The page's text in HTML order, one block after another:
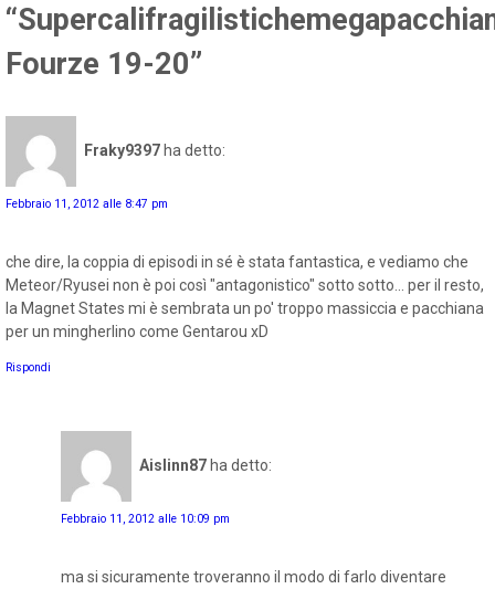
Fourze 19-20”
Fraky9397 ha detto:
Febbraio 11, 2012 alle 8:47 pm
che dire, la coppia di episodi in sé è stata fantastica, e vediamo che
Meteor/Ryusei non è poi così "antagonistico" sotto sotto... per il resto,
la Magnet States mi è sembrata un po' troppo massiccia e pacchiana
per un mingherlino come Gentarou xD
Rispondi
Aislinn87 ha detto:
Febbraio 11, 2012 alle 10:09 pm
ma si sicuramente troveranno il modo di farlo diventare